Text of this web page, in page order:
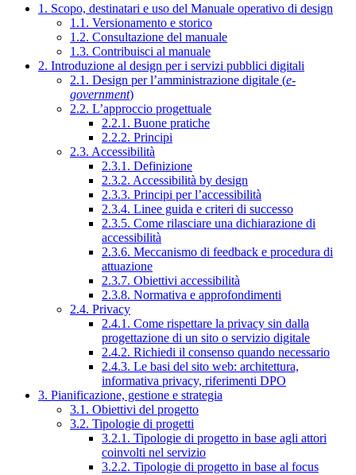
1. Scopo, destinatari e uso del Manuale operativo di design
1.1. Versionamento e storico
1.2. Consultazione del manuale
1.3. Contribuisci al manuale
2. Introduzione al design per i servizi pubblici digitali
2.1. Design per l’amministrazione digitale (e-
government)
2.2. L’approccio progettuale
2.2.1. Buone pratiche
2.2.2. Principi
2.3. Accessibilità
2.3.1. Definizione
2.3.2. Accessibilità by design
2.3.3. Principi per l’accessibilità
2.3.4. Linee guida e criteri di successo
2.3.5. Come rilasciare una dichiarazione di
accessibilità
2.3.6. Meccanismo di feedback e procedura di
attuazione
2.3.7. Obiettivi accessibilità
2.3.8. Normativa e approfondimenti
2.4. Privacy
2.4.1. Come rispettare la privacy sin dalla
progettazione di un sito o servizio digitale
2.4.2. Richiedi il consenso quando necessario
2.4.3. Le basi del sito web: architettura,
informativa privacy, riferimenti DPO
3. Pianificazione, gestione e strategia
3.1. Obiettivi del progetto
3.2. Tipologie di progetti
3.2.1. Tipologie di progetto in base agli attori
coinvolti nel servizio
3.2.2. Tipologie di progetto in base al focus